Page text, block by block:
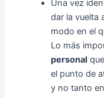
Una vez
dar la vuelta
modo en el
Lo más
personal
el punto de
y no tanto